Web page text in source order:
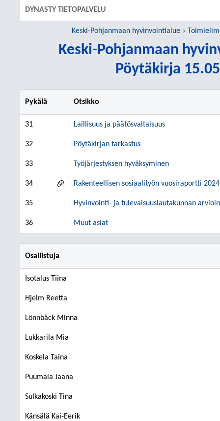
DYNASTY TIETOPALVELU
Keski-Pohjanmaan hyvinvointialue
Keski-Pohjanmaan
Pöytäkirja
Pykälä Otsikko
31 Laillisuus ja päätösvaltaisuus
32 Pöytäkirjan tarkastus
33 Työjärjestyksen hyväksyminen
34 Rakenteellisen sosiaalityön vuosiraportti 2024
35 Hyvinvointi- ja tulevaisuuslautakunnan
36 Muut asiat
Osallistuja
Isotalus Tiina
Hjelm Reetta
Lönnbäck Minna
Lukkarila Mia
Koskela Taina
Puumala Jaana
Sulkakoski Tina
Känsälä Kai-Eerik